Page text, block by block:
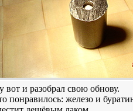
вот и разобрал свою обнову.
понравилось: железо и